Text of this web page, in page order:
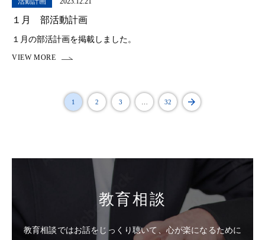
１月 部活動計画
１月の部活計画を掲載しました。
1 2 3 32
教育相談
教育相談ではお話をじっくり聴いて、心が楽になるために